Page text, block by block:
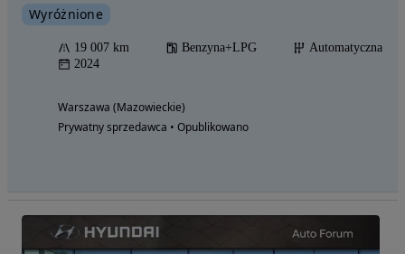
Wyróżnione
19 007 km Benzyna+LPG
Automatyczna
2024
Warszawa (Mazowieckie)
Prywatny sprzedawca • Opublikowano